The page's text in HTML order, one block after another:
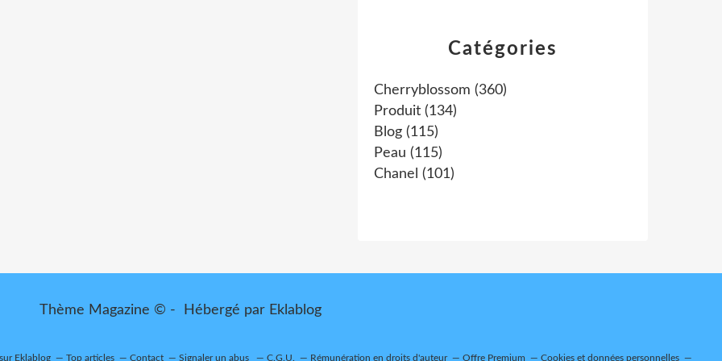
Catégories
Cherryblossom (360)
Produit (134)
Blog (115)
Peau (115)
Chanel (101)
Thème Magazine © - Hébergé par Eklablog
Eklablog Top articles Contact Signaler un abus C.G.U. Rémunération en droits d'auteur Offre Premium Cookies et données personnelles